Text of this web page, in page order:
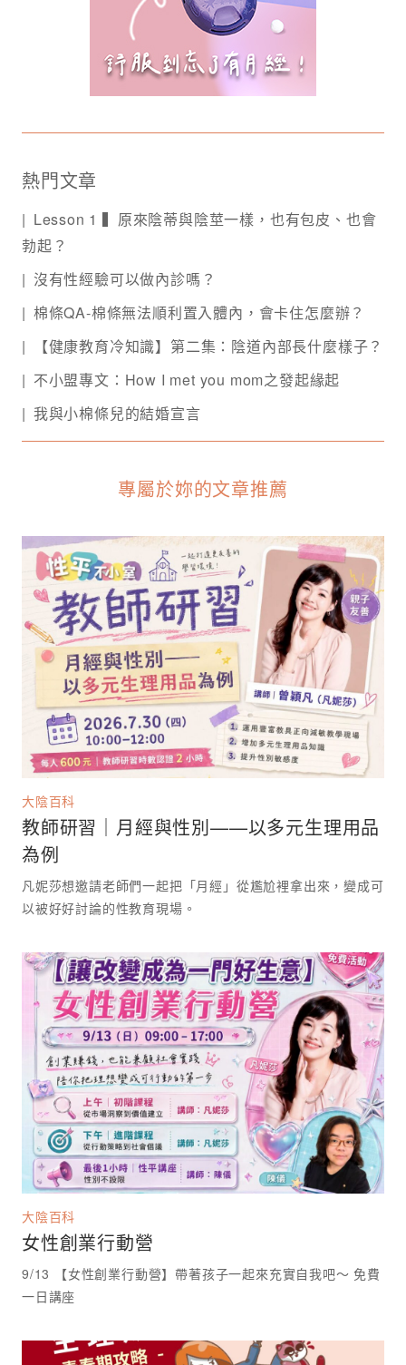
熱門文章
Lesson 1 ▍原來陰蒂與陰莖一樣，也有包皮、也會
勃起？
沒有性經驗可以做內診嗎？
棉條QA-棉條無法順利置入體內，會卡住怎麼辦？
【健康教育冷知識】第二集：陰道內部長什麼樣子？
不小盟專文：How I met you mom之發起緣起
我與小棉條兒的結婚宣言
專屬於妳的文章推薦
大陰百科
教師研習｜月經與性別——以多元生理用品
為例
凡妮莎想邀請老師們一起把「月經」從尷尬裡拿出來，變成可
大陰百科
女性創業行動營
9/13 【女性創業行動營】帶著孩子一起來充實自我吧～ 免費